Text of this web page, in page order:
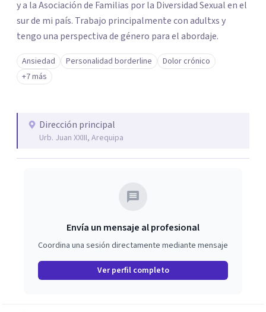
y a la Asociación de Familias por la Diversidad Sexual en el
sur de mi país. Trabajo principalmente con adultxs y
tengo una perspectiva de género para el abordaje.
Ansiedad Personalidad borderline
Dolor crónico
+7 más
Dirección principal
Urb. Juan XXIII, Arequipa
Envía un mensaje al profesional
Coordina una sesión directamente mediante mensaje
Ver perfil completo